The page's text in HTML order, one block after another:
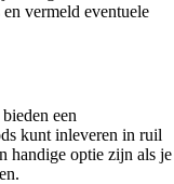
vermeld eventuele
een
kunt inleveren in ruil
handige optie zijn als je